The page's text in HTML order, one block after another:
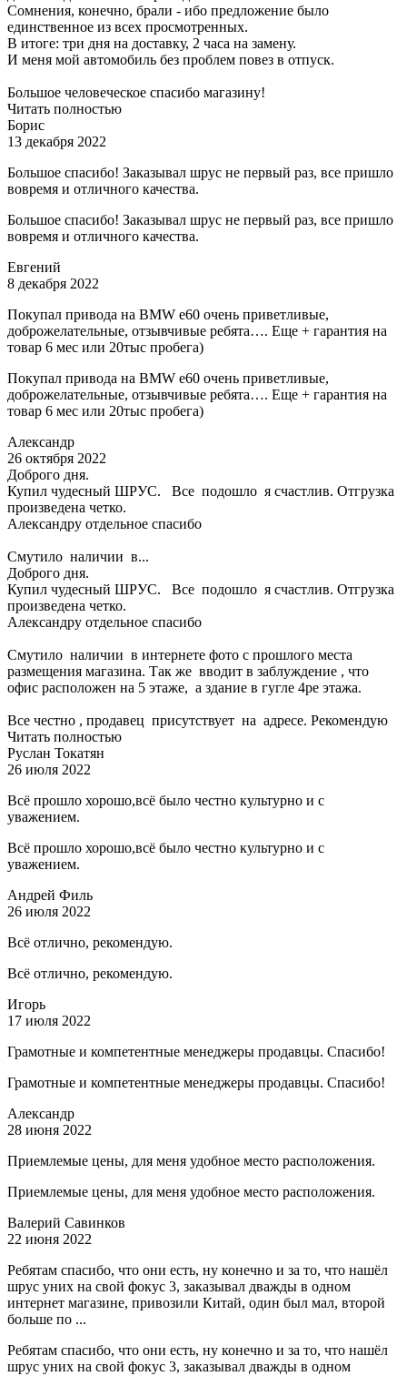
Сомнения, конечно, брали - ибо предложение было
единственное из всех просмотренных.
В итоге: три дня на доставку, 2 часа на замену.
И меня мой автомобиль без проблем повез в отпуск.
Большое человеческое спасибо магазину!
Читать полностью
Борис
13 декабря 2022
Большое спасибо! Заказывал шрус не первый раз, все пришло
вовремя и отличного качества.
Большое спасибо! Заказывал шрус не первый раз, все пришло
вовремя и отличного качества.
Евгений
8 декабря 2022
Покупал привода на BMW e60 очень приветливые,
доброжелательные, отзывчивые ребята…. Еще + гарантия на
товар 6 мес или 20тыс пробега)
Покупал привода на BMW e60 очень приветливые,
доброжелательные, отзывчивые ребята…. Еще + гарантия на
товар 6 мес или 20тыс пробега)
Александр
26 октября 2022
Доброго дня.
Купил чудесный ШРУС. Все подошло я счастлив. Отгрузка
произведена четко.
Александру отдельное спасибо
Смутило наличии в...
Доброго дня.
Купил чудесный ШРУС. Все подошло я счастлив. Отгрузка
произведена четко.
Александру отдельное спасибо
Смутило наличии в интернете фото с прошлого места
размещения магазина. Так же вводит в заблуждение , что
офис расположен на 5 этаже, а здание в гугле 4ре этажа.
Все честно , продавец присутствует на адресе. Рекомендую
Читать полностью
Руслан Токатян
26 июля 2022
Всё прошло хорошо,всё было честно культурно и с
уважением.
Всё прошло хорошо,всё было честно культурно и с
уважением.
Андрей Филь
26 июля 2022
Всё отлично, рекомендую.
Всё отлично, рекомендую.
Игорь
17 июля 2022
Грамотные и компетентные менеджеры продавцы. Спасибо!
Грамотные и компетентные менеджеры продавцы. Спасибо!
Александр
28 июня 2022
Приемлемые цены, для меня удобное место расположения.
Приемлемые цены, для меня удобное место расположения.
Валерий Савинков
22 июня 2022
Ребятам спасибо, что они есть, ну конечно и за то, что нашёл
шрус уних на свой фокус 3, заказывал дважды в одном
интернет магазине, привозили Китай, один был мал, второй
больше по ...
Ребятам спасибо, что они есть, ну конечно и за то, что нашёл
шрус уних на свой фокус 3, заказывал дважды в одном